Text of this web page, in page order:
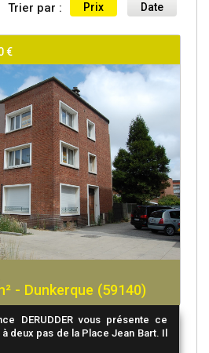
Trier par : Prix Date
€
- Dunkerque (59140)
DERUDDER vous présente ce
deux pas de la Place Jean Bart. Il